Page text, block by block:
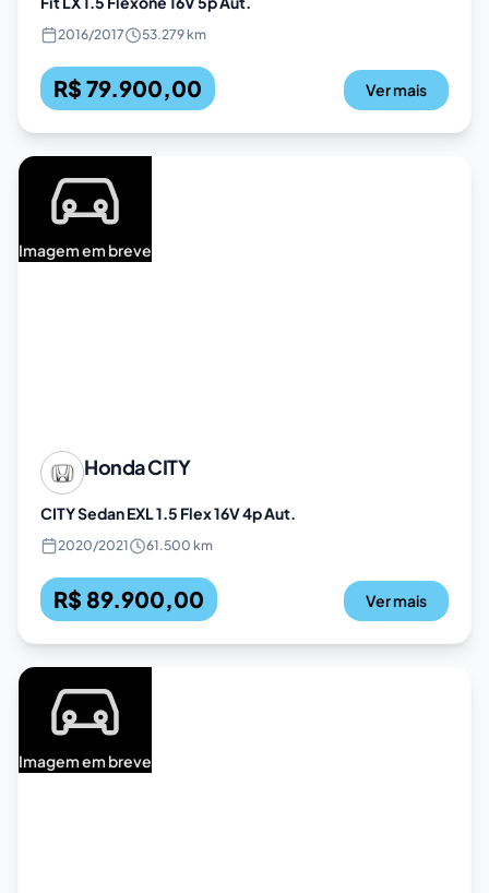
2016/2017 53.279 km
R$ 79.900,00 Ver mais
Imagem em breve
HondaCITY
CITY Sedan EXL 1.5 Flex 16V 4p Aut.
2020/2021 61.500 km
R$ 89.900,00 Ver mais
Imagem em breve